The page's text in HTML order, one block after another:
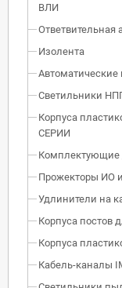
ВЛИ
Ответвительная
Изолента
Автоматические
Светильники
Корпуса
СЕРИИ
Комплектующие
Прожекторы ИО
Удлинители на
Корпуса постов
Корпуса
Кабель-каналы